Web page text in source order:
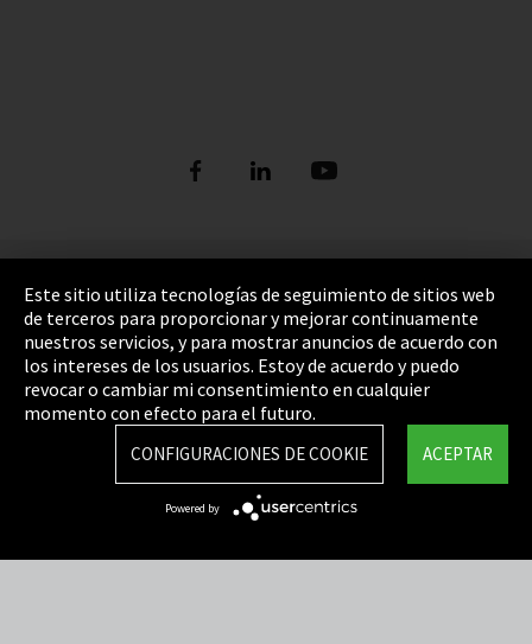
Pie de imprenta
Política de privacidad
Cookie Settings
Términos y Condiciones
Mapa del sitio
Integrity Line
Este sitio utiliza tecnologías de seguimiento de sitios web
de terceros para proporcionar y mejorar continuamente
nuestros servicios, y para mostrar anuncios de acuerdo con
los intereses de los usuarios. Estoy de acuerdo y puedo
revocar o cambiar mi consentimiento en cualquier
momento con efecto para el futuro.
ACEPTAR
CONFIGURACIONES DE COOKIE
Powered by